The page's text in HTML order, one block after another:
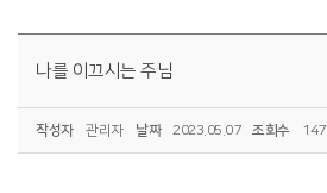
나를 이끄시는 주님
작성자 관리자 날짜 2023.05.07 조회수 147